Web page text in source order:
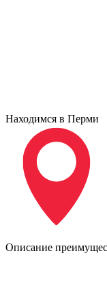
Находимся в Перми
Описание